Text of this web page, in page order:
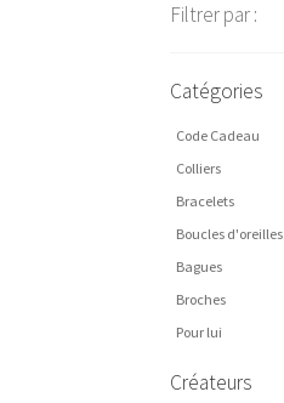
Filtrer par :
Catégories
Code Cadeau
Colliers
Bracelets
Boucles d'oreilles
Bagues
Broches
Pour lui
Créateurs